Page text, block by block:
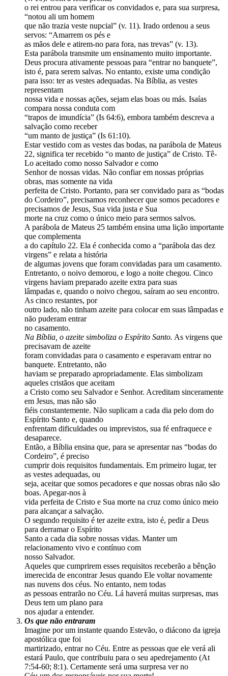
o rei entrou para verificar os convidados e, para sua surpresa,
“notou ali um homem
que não trazia veste nupcial” (v. 11). Irado ordenou a seus
servos: “Amarrem os pés e
as mãos dele e atirem-no para fora, nas trevas” (v. 13).
Esta parábola transmite um ensinamento muito importante.
Deus procura ativamente pessoas para “entrar no banquete”,
isto é, para serem salvas. No entanto, existe uma condição
para isso: ter as vestes adequadas. Na Bíblia, as vestes
representam
nossa vida e nossas ações, sejam elas boas ou más. Isaías
compara nossa conduta com
“trapos de imundícia” (Is 64:6), embora também descreva a
salvação como receber
“um manto de justiça” (Is 61:10).
Estar vestido com as vestes das bodas, na parábola de Mateus
22, significa ter recebido “o manto de justiça” de Cristo. Tê-
Lo aceitado como nosso Salvador e como
Senhor de nossas vidas. Não confiar em nossas próprias
obras, mas somente na vida
perfeita de Cristo. Portanto, para ser convidado para as “bodas
do Cordeiro”, precisamos reconhecer que somos pecadores e
precisamos de Jesus, Sua vida justa e Sua
morte na cruz como o único meio para sermos salvos.
A parábola de Mateus 25 também ensina uma lição importante
que complementa
a do capítulo 22. Ela é conhecida como a “parábola das dez
virgens” e relata a história
de algumas jovens que foram convidadas para um casamento.
Entretanto, o noivo demorou, e logo a noite chegou. Cinco
virgens haviam preparado azeite extra para suas
lâmpadas e, quando o noivo chegou, saíram ao seu encontro.
As cinco restantes, por
outro lado, não tinham azeite para colocar em suas lâmpadas e
não puderam entrar
no casamento.
Na Bíblia, o azeite simboliza o Espírito Santo. As virgens que
precisavam de azeite
foram convidadas para o casamento e esperavam entrar no
banquete. Entretanto, não
haviam se preparado apropriadamente. Elas simbolizam
aqueles cristãos que aceitam
a Cristo como seu Salvador e Senhor. Acreditam sinceramente
em Jesus, mas não são
fiéis constantemente. Não suplicam a cada dia pelo dom do
Espírito Santo e, quando
enfrentam dificuldades ou imprevistos, sua fé enfraquece e
desaparece.
Então, a Bíblia ensina que, para se apresentar nas “bodas do
Cordeiro”, é preciso
cumprir dois requisitos fundamentais. Em primeiro lugar, ter
as vestes adequadas, ou
seja, aceitar que somos pecadores e que nossas obras não são
boas. Apegar-nos à
vida perfeita de Cristo e Sua morte na cruz como único meio
para alcançar a salvação.
O segundo requisito é ter azeite extra, isto é, pedir a Deus
para derramar o Espírito
Santo a cada dia sobre nossas vidas. Manter um
relacionamento vivo e contínuo com
nosso Salvador.
Aqueles que cumprirem esses requisitos receberão a bênção
imerecida de encontrar Jesus quando Ele voltar novamente
nas nuvens dos céus. No entanto, nem todas
as pessoas entrarão no Céu. Lá haverá muitas surpresas, mas
Deus tem um plano para
nos ajudar a entender.
Os que não entraram
Imagine por um instante quando Estevão, o diácono da igreja
apostólica que foi
martirizado, entrar no Céu. Entre as pessoas que ele verá ali
estará Paulo, que contribuiu para o seu apedrejamento (At
7:54-60; 8:1). Certamente será uma surpresa ver no